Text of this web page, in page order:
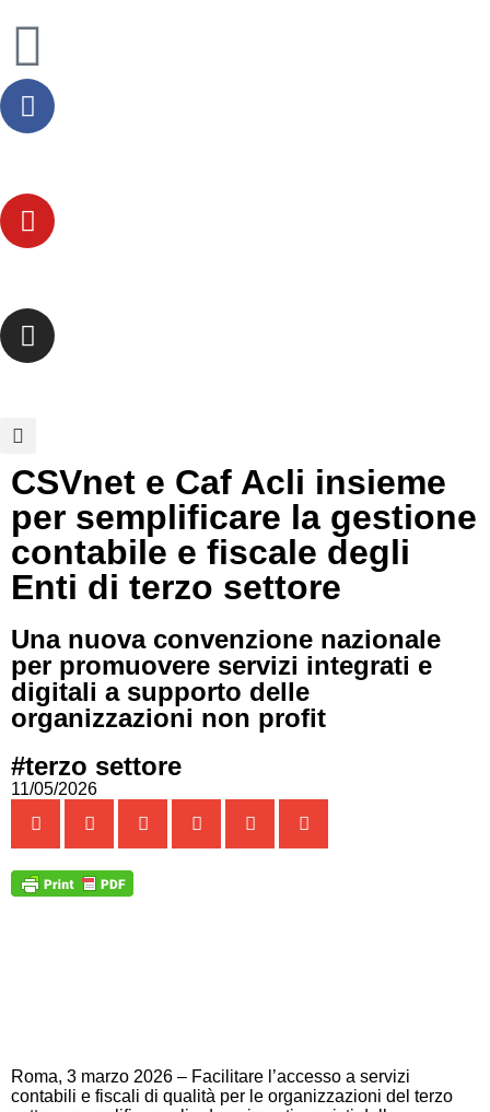
CSVnet e Caf Acli insieme
per semplificare la gestione
contabile e fiscale degli
Enti di terzo settore
Una nuova convenzione nazionale
per promuovere servizi integrati e
digitali a supporto delle
organizzazioni non profit
#terzo settore
11/05/2026
Roma, 3 marzo 2026 – Facilitare l’accesso a servizi
contabili e fiscali di qualità per le organizzazioni del terzo